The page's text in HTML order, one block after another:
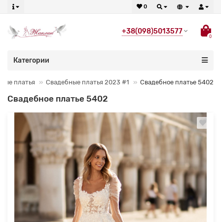
0
+38(098)5013577
0
Категории
платья Свадебные платья 2023 #1 Свадебное платье 5402
Свадебное платье 5402